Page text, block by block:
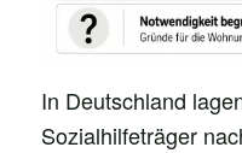
In Deutschland
Sozialhilfeträger